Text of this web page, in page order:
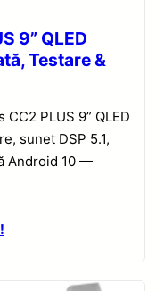
9” QLED
Testare &
PLUS 9” QLED
sunet DSP 5.1,
Android 10 —